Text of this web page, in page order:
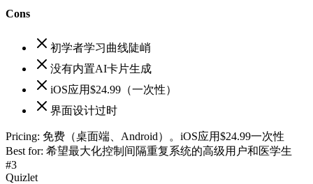
Cons
初学者学习曲线陡峭
没有内置AI卡片生成
iOS应用$24.99（一次性）
界面设计过时
Pricing: 免费（桌面端、Android）。iOS应用$24.99一次性
Best for: 希望最大化控制间隔重复系统的高级用户和医学生
#3
Quizlet